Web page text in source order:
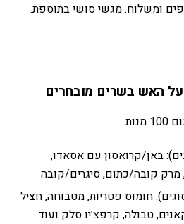
ומשלוח. מגשי סושי בתוספת.
פנים (4 סוגים): באן/קרואסון עם אסאדו,
מרק קובה/כתום, סיגרים/קובה
ראשונה (10 סוגים): חומוס פטריות, מטבוחה, חציל
טבולה, קרפצ׳יו סלק ועוד